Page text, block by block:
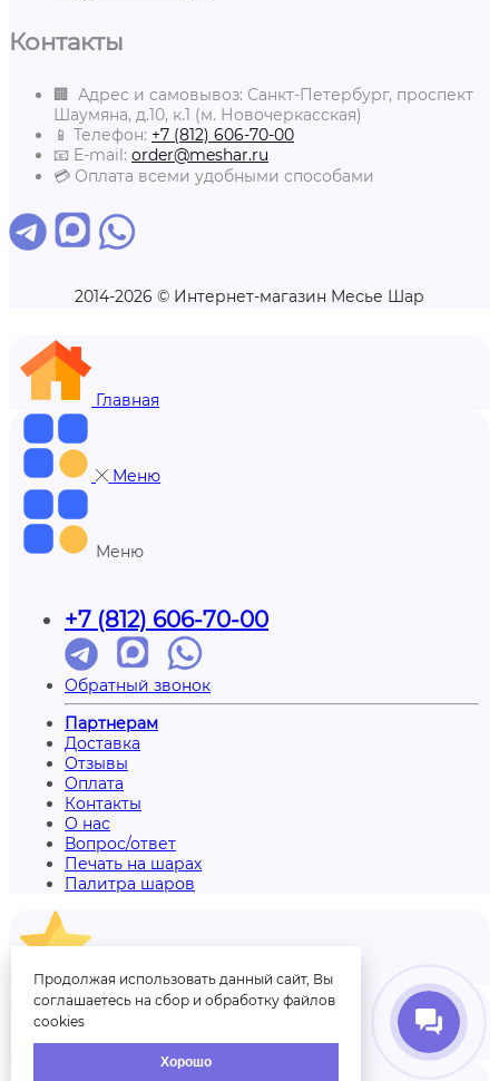
Контакты
🏢 Адрес и самовывоз: Санкт-Петербург, проспект
Шаумяна, д.10, к.1 (м. Новочеркасская)
📱 Телефон: +7 (812) 606-70-00
📧 E-mail: order@meshar.ru
💳 Оплата всеми удобными способами
2014-2026 © Интернет-магазин Месье Шар
Главная
Меню
Меню
+7 (812) 606-70-00
Обратный звонок
Партнерам
Доставка
Отзывы
Оплата
Контакты
О нас
Вопрос/ответ
Печать на шарах
Палитра шаров
Отзывы
Продолжая использовать данный сайт, Вы
соглашаетесь на сбор и обработку файлов
cookies
Хорошо